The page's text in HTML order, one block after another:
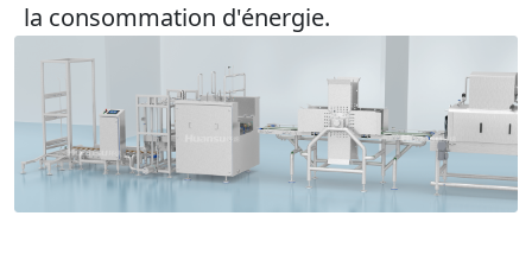
la consommation d'énergie.